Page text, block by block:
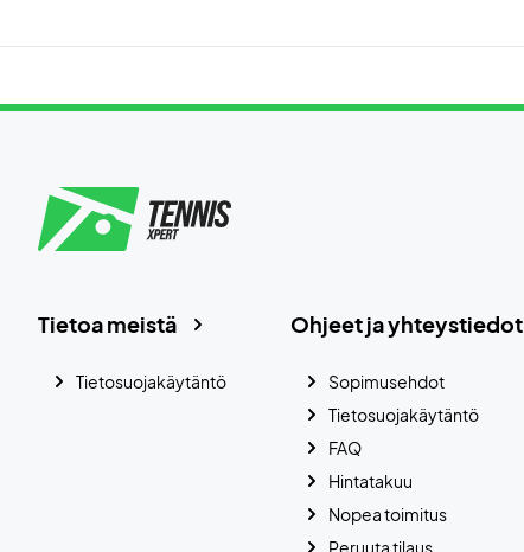
Ohjeet ja yhteystiedot
Sopimusehdot
Tietosuojakäytäntö
FAQ
Hintatakuu
Nopea toimitus
Peruuta tilaus
Tietoa meistä
Tietosuojakäytäntö